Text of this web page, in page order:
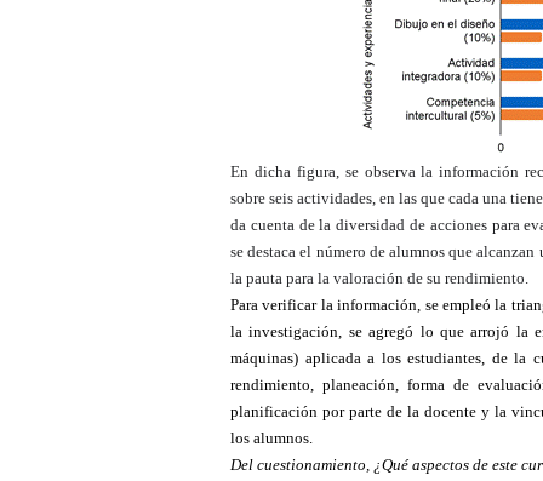
En dicha figura, se observa la información
sobre seis actividades, en las que cada una
da cuenta de la diversidad de acciones para
se destaca el número de alumnos que
la pauta para la valoración de su rendimiento.
Para verificar la información, se empleó la
la investigación, se agregó lo que arrojó la
máquinas) aplicada a los estudiantes, de la
rendimiento, planeación, forma de
planificación por parte de la docente y la
los alumnos.
Del cuestionamiento, ¿Qué aspectos de este